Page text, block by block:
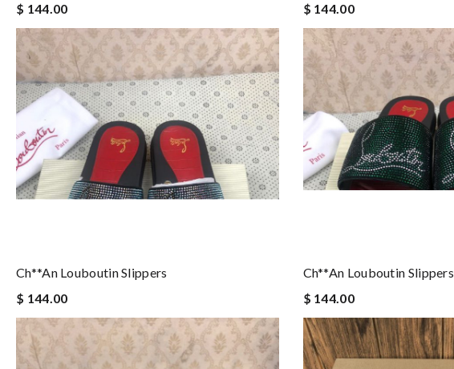
$ 144.00
$ 144.00
Ch**an Louboutin Slippers
$ 144.00
Ch**an Louboutin Slippers
$ 144.00